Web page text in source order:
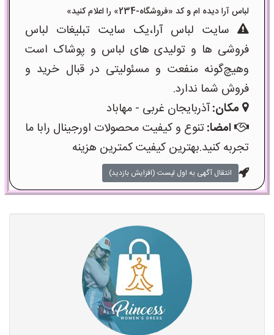
لباس آرا دیده ام و کد «فروشگاه-234» را اعلام کنید»
سایت لباس آرا،یک سایت تبلیغات لباس
فروشی ها و تولیدی های لباس و پوشاک است
وهیچ‌گونه منفعت و مسئولیتی در قبال خرید و
فروش شما ندارد.
مکان:آذربایجان غربی - مهاباد
امضا:تنوع و کیفیت محصولات اورجینال رابا ما
تجربه کنید.بهترین کیفیت کمترین هزینه
انتقال آگهی به اول لیست (افزایش بازدید)